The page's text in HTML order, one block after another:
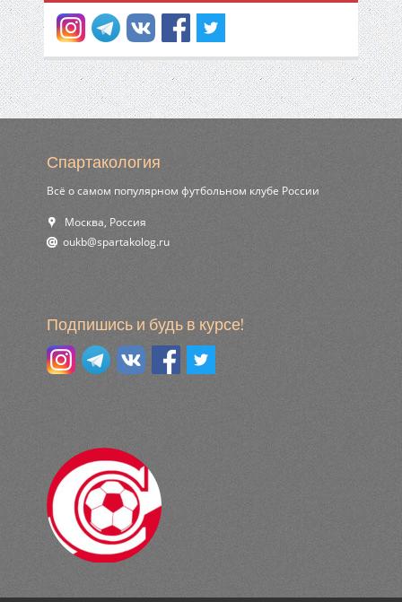
Спартакология
Всё о самом популярном футбольном клубе России
Москва, Россия
ur.golokatraps@bkuo
Подпишись и будь в курсе!